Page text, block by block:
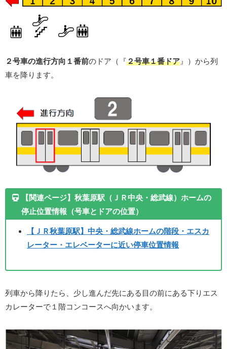
２号車の進行方向１番前のドア（『２号車１番ドア 』）から列
車を降ります。
【関連ページ】秋葉原駅（ＪＲ中央・総武線）ホームの
停止位置情報（号車とドアの位置）
【ＪＲ秋葉原駅】中央・総武線ホームの階段・エスカ
レーター・エレベーターに近い停車位置情報
列車から降りたら、少し進んだ先にある目の前にある下りエス
カレーターで１階コンコースへ向かいます。